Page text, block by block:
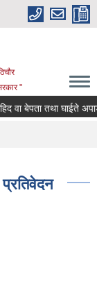
"
वा बेपता तथा घाईते